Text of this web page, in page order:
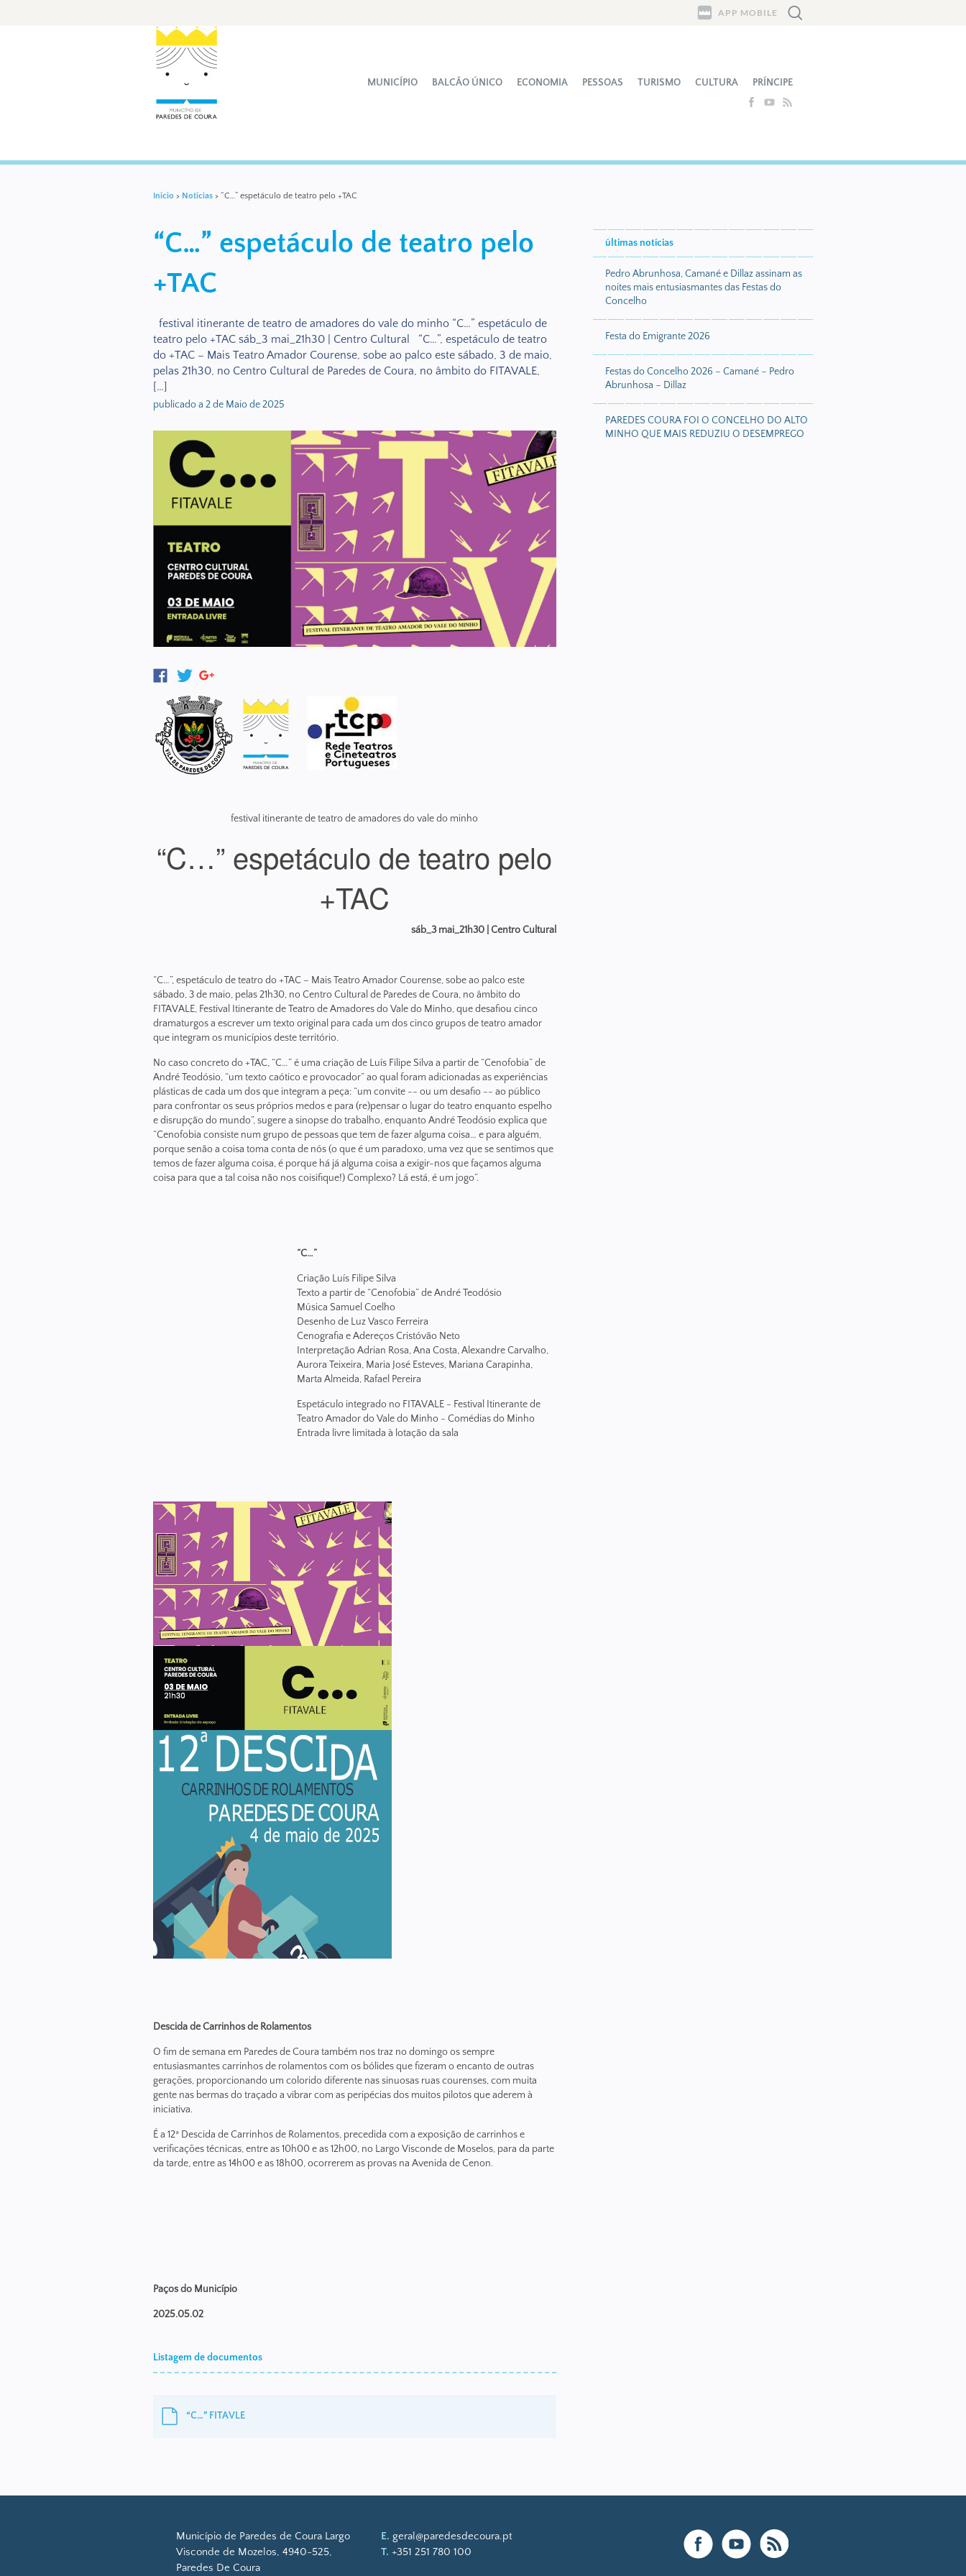
APP MOBILE
MUNICÍPIO BALCÃO ÚNICO ECONOMIA PESSOAS TURISMO CULTURA PRÍNCIPE
Início > Notícias> “C…” espetáculo de teatro pelo +TAC
“C…” espetáculo de teatro pelo
+TAC
festival itinerante de teatro de amadores do vale do minho “C…” espetáculo de
teatro pelo +TAC sáb_3 mai_21h30 | Centro Cultural “C…”, espetáculo de teatro
do +TAC – Mais Teatro Amador Courense, sobe ao palco este sábado, 3 de maio,
pelas 21h30, no Centro Cultural de Paredes de Coura, no âmbito do FITAVALE,
[…]
publicado a 2 de Maio de 2025
festival itinerante de teatro de amadores do vale do minho
“C…” espetáculo de teatro pelo
+TAC
sáb_3 mai_21h30 | Centro Cultural
“C…”, espetáculo de teatro do +TAC – Mais Teatro Amador Courense, sobe ao palco este
sábado, 3 de maio, pelas 21h30, no Centro Cultural de Paredes de Coura, no âmbito do
FITAVALE, Festival Itinerante de Teatro de Amadores do Vale do Minho, que desafiou cinco
dramaturgos a escrever um texto original para cada um dos cinco grupos de teatro amador
que integram os municípios deste território.
No caso concreto do +TAC, “C…” é uma criação de Luís Filipe Silva a partir de “Cenofobia” de
André Teodósio, “um texto caótico e provocador” ao qual foram adicionadas as experiências
plásticas de cada um dos que integram a peça: “um convite -- ou um desafio -- ao público
para confrontar os seus próprios medos e para (re)pensar o lugar do teatro enquanto espelho
e disrupção do mundo”, sugere a sinopse do trabalho, enquanto André Teodósio explica que
“Cenofobia consiste num grupo de pessoas que tem de fazer alguma coisa… e para alguém,
porque senão a coisa toma conta de nós (o que é um paradoxo, uma vez que se sentimos que
temos de fazer alguma coisa, é porque há já alguma coisa a exigir-nos que façamos alguma
coisa para que a tal coisa não nos coisifique!) Complexo? Lá está, é um jogo”.
“C…”
Criação Luís Filipe Silva
Texto a partir de “Cenofobia” de André Teodósio
Música Samuel Coelho
Desenho de Luz Vasco Ferreira
Cenografia e Adereços Cristóvão Neto
Interpretação Adrian Rosa, Ana Costa, Alexandre Carvalho,
Aurora Teixeira, Maria José Esteves, Mariana Carapinha,
Marta Almeida, Rafael Pereira
Espetáculo integrado no FITAVALE - Festival Itinerante de
Teatro Amador do Vale do Minho - Comédias do Minho
Entrada livre limitada à lotação da sala
Descida de Carrinhos de Rolamentos
O fim de semana em Paredes de Coura também nos traz no domingo os sempre
entusiasmantes carrinhos de rolamentos com os bólides que fizeram o encanto de outras
gerações, proporcionando um colorido diferente nas sinuosas ruas courenses, com muita
gente nas bermas do traçado a vibrar com as peripécias dos muitos pilotos que aderem à
iniciativa.
É a 12ª Descida de Carrinhos de Rolamentos, precedida com a exposição de carrinhos e
verificações técnicas, entre as 10h00 e as 12h00, no Largo Visconde de Moselos, para da parte
da tarde, entre as 14h00 e as 18h00, ocorrerem as provas na Avenida de Cenon.
Paços do Município
2025.05.02
Listagem de documentos
“C…” FITAVLE
últimas notícias
Pedro Abrunhosa, Camané e Dillaz assinam as
noites mais entusiasmantes das Festas do
Concelho
Festa do Emigrante 2026
Festas do Concelho 2026 – Camané – Pedro
Abrunhosa – Dillaz
PAREDES COURA FOI O CONCELHO DO ALTO
MINHO QUE MAIS REDUZIU O DESEMPREGO
Município de Paredes de Coura Largo
Visconde de Mozelos, 4940-525,
Paredes De Coura
E. geral@paredesdecoura.pt
T. +351 251 780 100